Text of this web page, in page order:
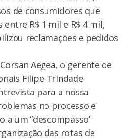
de consumidores que
entre R$ 1 mil e R$ 4 mil,
reclamações e pedidos
Aegea, o gerente de
Filipe Trindade
para a nossa
no processo e
a um “descompasso”
das rotas de